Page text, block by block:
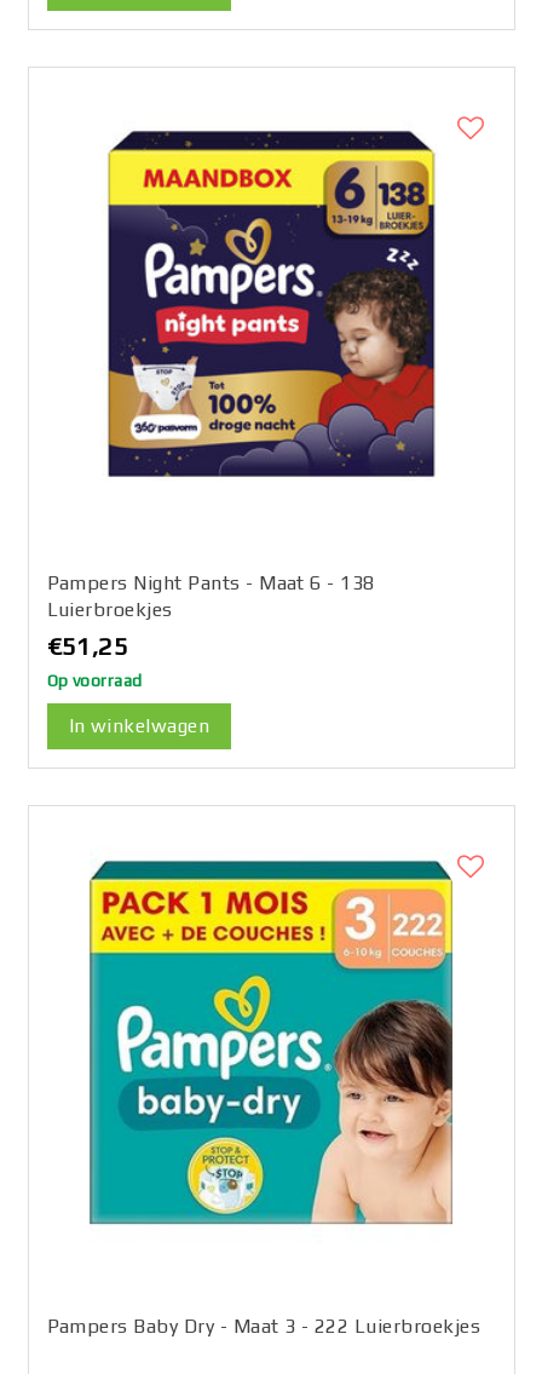
Pampers Night Pants - Maat 6 - 138
Luierbroekjes
€51,25
Op voorraad
In winkelwagen
Pampers Baby Dry - Maat 3 - 222 Luierbroekjes